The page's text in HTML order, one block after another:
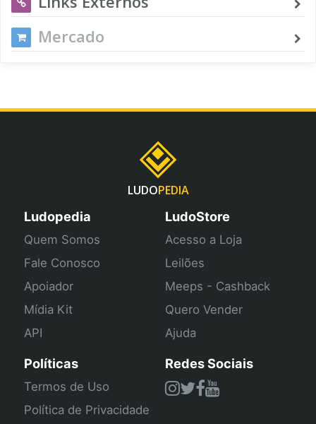
Mercado
LUDOPEDIA
Ludopedia
Quem Somos
Fale Conosco
Apoiador
Mídia Kit
API
LudoStore
Acesso a Loja
Leilões
Meeps - Cashback
Quero Vender
Ajuda
Políticas
Termos de Uso
Política de Privacidade
Redes Sociais